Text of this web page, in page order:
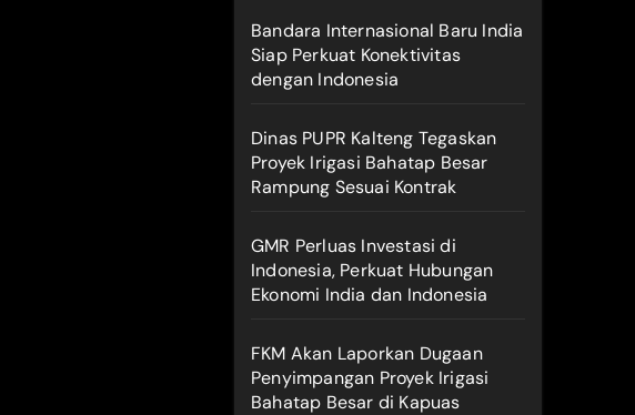
Bandara Internasional Baru India
Siap Perkuat Konektivitas
dengan Indonesia
Dinas PUPR Kalteng Tegaskan
Proyek Irigasi Bahatap Besar
Rampung Sesuai Kontrak
GMR Perluas Investasi di
Indonesia, Perkuat Hubungan
Ekonomi India dan Indonesia
FKM Akan Laporkan Dugaan
Penyimpangan Proyek Irigasi
Bahatap Besar di Kapuas